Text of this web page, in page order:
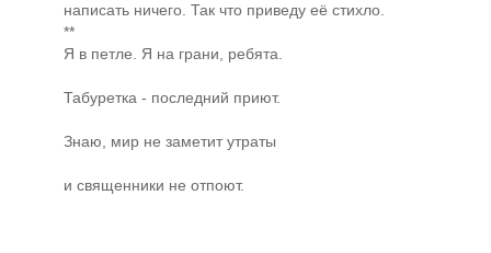
написать ничего. Так что приведу её стихло.
**
Я в петле. Я на грани, ребята.
Табуретка - последний приют.
Знаю, мир не заметит утраты
и священники не отпоют.